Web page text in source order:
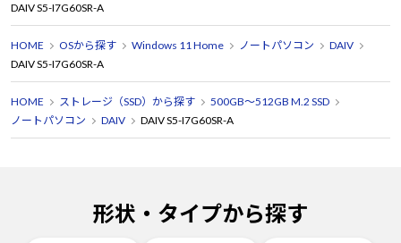
DAIV S5-I7G60SR-A
HOME OSから探す Windows 11 Home ノートパソコン
DAIV
DAIV S5-I7G60SR-A
HOME ストレージ（SSD）から探す
500GB～512GB M.2 SSD
ノートパソコン
DAIV DAIV S5-I7G60SR-A
形状・タイプから探す